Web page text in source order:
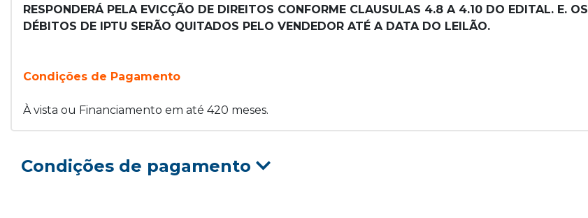
RESPONDERÁ PELA EVICÇÃO DE DIREITOS CONFORME CLAUSULAS 4.8 A 4.10 DO EDITAL. E. OS
DÉBITOS DE IPTU SERÃO QUITADOS PELO VENDEDOR ATÉ A DATA DO LEILÃO.
Condições de Pagamento
À vista ou Financiamento em até 420 meses.
Condições de pagamento